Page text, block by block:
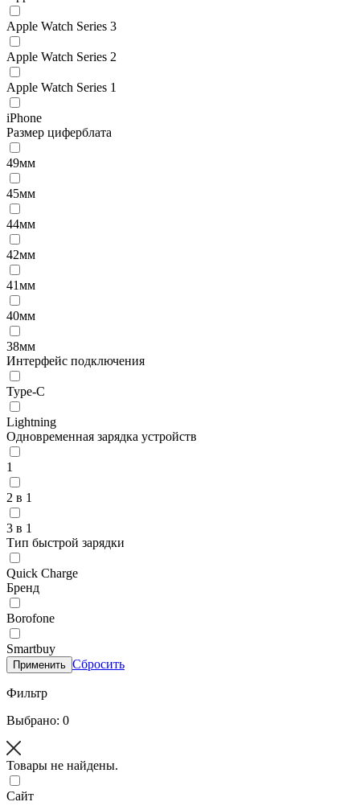
Apple Watch Series 3
Apple Watch Series 2
Apple Watch Series 1
iPhone
Размер циферблата
49мм
45мм
44мм
42мм
41мм
40мм
38мм
Интерфейс подключения
Type-C
Lightning
Одновременная зарядка устройств
1
2 в 1
3 в 1
Тип быстрой зарядки
Quick Charge
Бренд
Borofone
Smartbuy
Применить Сбросить
Фильтр
Выбрано: 0
Товары не найдены.
Сайт